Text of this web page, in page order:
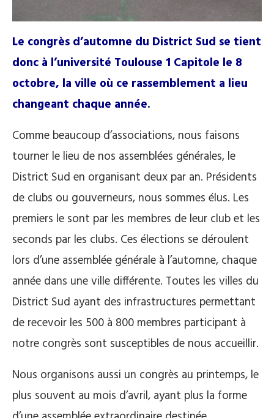
Le congrès d’automne du District Sud se tient
donc à l’université Toulouse 1 Capitole le 8
octobre, la ville où ce rassemblement a lieu
changeant chaque année.
Comme beaucoup d’associations, nous faisons
tourner le lieu de nos assemblées générales, le
District Sud en organisant deux par an. Présidents
de clubs ou gouverneurs, nous sommes élus. Les
premiers le sont par les membres de leur club et les
seconds par les clubs. Ces élections se déroulent
lors d’une assemblée générale à l’automne, chaque
année dans une ville différente. Toutes les villes du
District Sud ayant des infrastructures permettant
de recevoir les 500 à 800 membres participant à
notre congrès sont susceptibles de nous accueillir.
Nous organisons aussi un congrès au printemps, le
plus souvent au mois d’avril, ayant plus la forme